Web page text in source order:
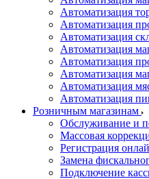
Автоматизация
Автоматизация
Автоматизация
Автоматизация
Автоматизация
Автоматизация
Автоматизация
Автоматизация
Розничным магазинам
Обслуживание и
Массовая
Регистрация
Замена
Подключение